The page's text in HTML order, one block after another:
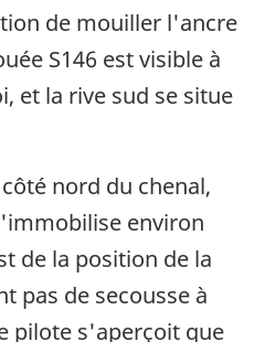
de mouiller l'ancre
S146 est visible à
et la rive sud se situe
nord du chenal,
environ
de la position de la
pas de secousse à
pilote s'aperçoit que